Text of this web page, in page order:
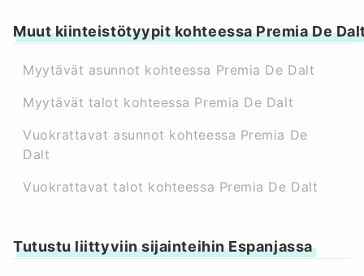
Muut kiinteistötyypit kohteessa Premia De
Myytävät asunnot kohteessa Premia De Dalt
Myytävät talot kohteessa Premia De Dalt
Vuokrattavat asunnot kohteessa Premia De
Dalt
Vuokrattavat talot kohteessa Premia De Dalt
Tutustu liittyviin sijainteihin Espanjassa